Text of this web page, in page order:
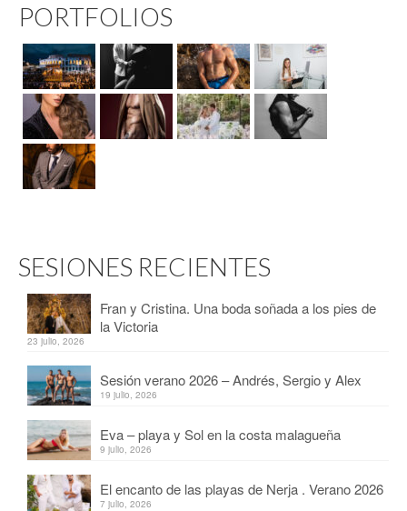
PORTFOLIOS
SESIONES RECIENTES
Fran y Cristina. Una boda soñada a los pies de
la Victoria
23 julio, 2026
Sesión verano 2026 – Andrés, Sergio y Alex
19 julio, 2026
Eva – playa y Sol en la costa malagueña
9 julio, 2026
El encanto de las playas de Nerja . Verano 2026
7 julio, 2026